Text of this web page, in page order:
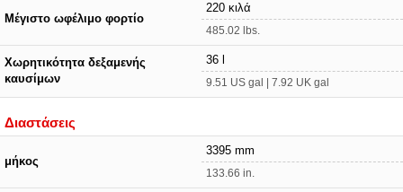
Μέγιστο ωφέλιμο φορτίο
220 κιλά
485.02 lbs.
Χωρητικότητα δεξαμενής
καυσίμων
36 l
9.51 US gal | 7.92 UK gal
Διαστάσεις
μήκος
3395 mm
133.66 in.